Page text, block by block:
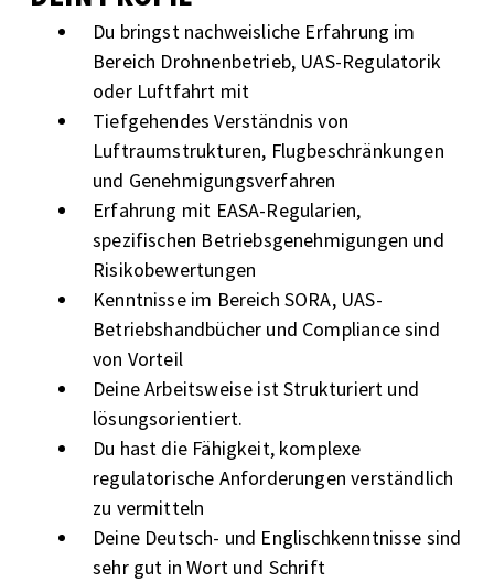
Du bringst nachweisliche Erfahrung im
Bereich Drohnenbetrieb, UAS-Regulatorik
oder Luftfahrt mit
Tiefgehendes Verständnis von
Luftraumstrukturen, Flugbeschränkungen
und Genehmigungsverfahren
Erfahrung mit EASA-Regularien,
spezifischen Betriebsgenehmigungen und
Risikobewertungen
Kenntnisse im Bereich SORA, UAS-
Betriebshandbücher und Compliance sind
von Vorteil
Deine Arbeitsweise ist Strukturiert und
lösungsorientiert.
Du hast die Fähigkeit, komplexe
regulatorische Anforderungen verständlich
zu vermitteln
Deine Deutsch- und Englischkenntnisse sind
sehr gut in Wort und Schrift